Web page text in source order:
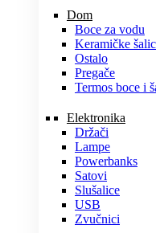
Dom
Boce za vodu
Keramičke
Ostalo
Pregače
Termos boce i
Elektronika
Držači
Lampe
Powerbanks
Satovi
Slušalice
USB
Zvučnici